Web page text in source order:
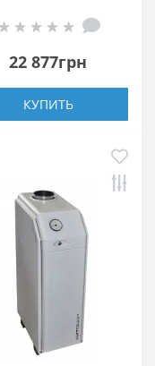
22 877грн
КУПИТЬ